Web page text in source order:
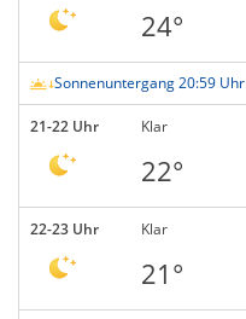
24°
Sonnenuntergang 20:59 Uhr
21-22 Uhr Klar
22°
22-23 Uhr Klar
21°